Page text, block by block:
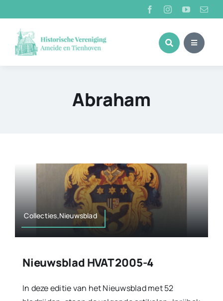
naar
inhoud
Abraham
Collecties,Nieuwsblad
Nieuwsblad HVAT 2005-4
In deze editie van het Nieuwsblad met 52